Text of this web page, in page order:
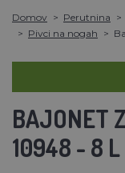
Domov Perutnina
Pivci na nogah
BAJONET
10948 - 8 L